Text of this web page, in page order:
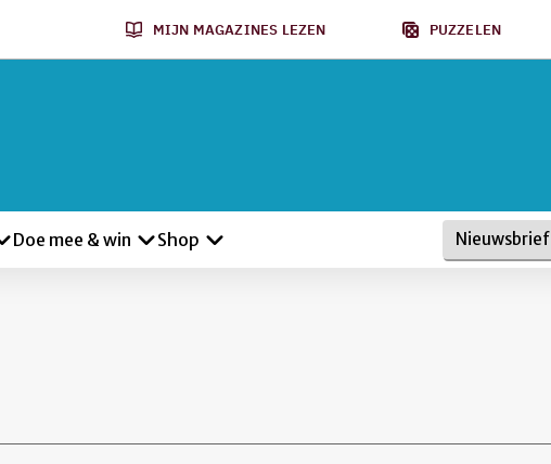
MIJN MAGAZINES LEZEN PUZZELEN
Doe mee & win Shop Nieuwsbrief